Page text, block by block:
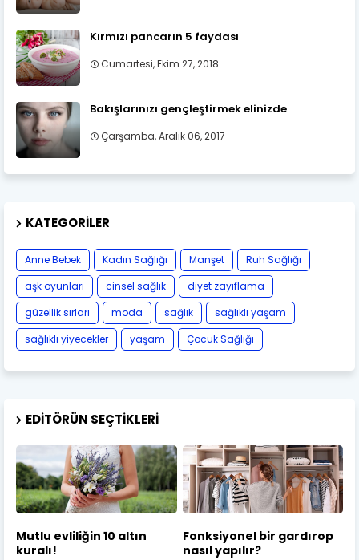
Kırmızı pancarın 5 faydası
Cumartesi, Ekim 27, 2018
Bakışlarınızı gençleştirmek elinizde
Çarşamba, Aralık 06, 2017
KATEGORILER
Anne Bebek Kadın Sağlığı Manşet
Ruh Sağlığı
aşk oyunları
cinsel sağlık
diyet zayıflama
güzellik sırları
moda sağlık
sağlıklı yaşam
sağlıklı yiyecekler
yaşam Çocuk Sağlığı
EDITÖRÜN SEÇTIKLERI
Mutlu evliliğin 10 altın
kuralı!
Fonksiyonel bir gardırop
nasıl yapılır?